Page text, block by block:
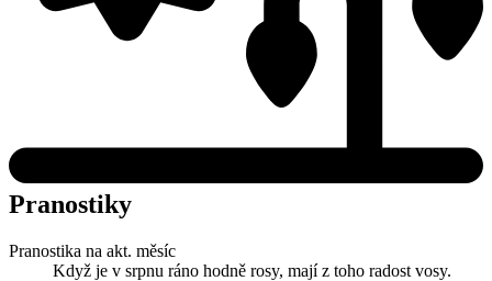
Pranostiky
Pranostika na akt. měsíc
Když je v srpnu ráno hodně rosy, mají z toho radost vosy.